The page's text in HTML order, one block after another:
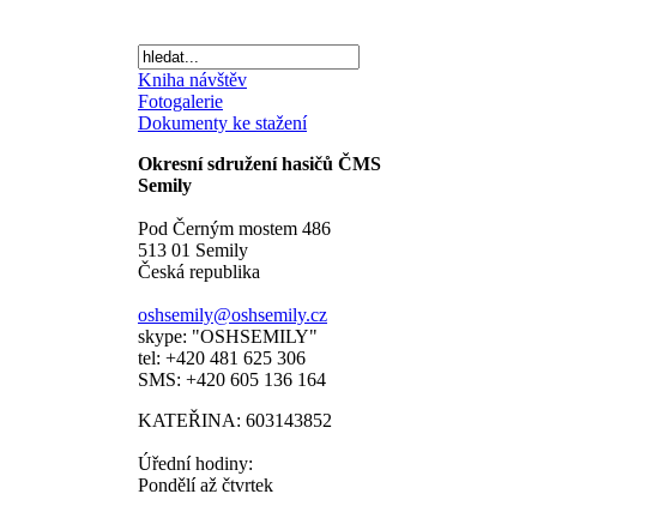
Kniha návštěv
Fotogalerie
Dokumenty ke stažení
Okresní sdružení hasičů ČMS
Semily
Pod Černým mostem 486
513 01 Semily
Česká republika
oshsemily@oshsemily.cz
skype: "OSHSEMILY"
tel: +420 481 625 306
SMS: +420 605 136 164
KATEŘINA: 603143852
Úřední hodiny:
Pondělí až čtvrtek